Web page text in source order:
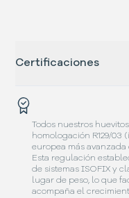
Certificaciones
Todos nuestros
homologación R129/03
europea más
Esta regulación
de sistemas ISOFIX y
lugar de peso, lo que
acompaña el